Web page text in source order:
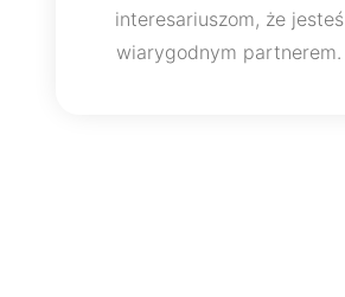
interesariuszom, że jesteś
wiarygodnym partnerem.